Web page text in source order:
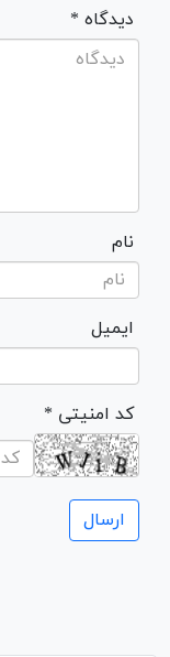
* دیدگاه
نام
ایمیل
* کد امنیتی